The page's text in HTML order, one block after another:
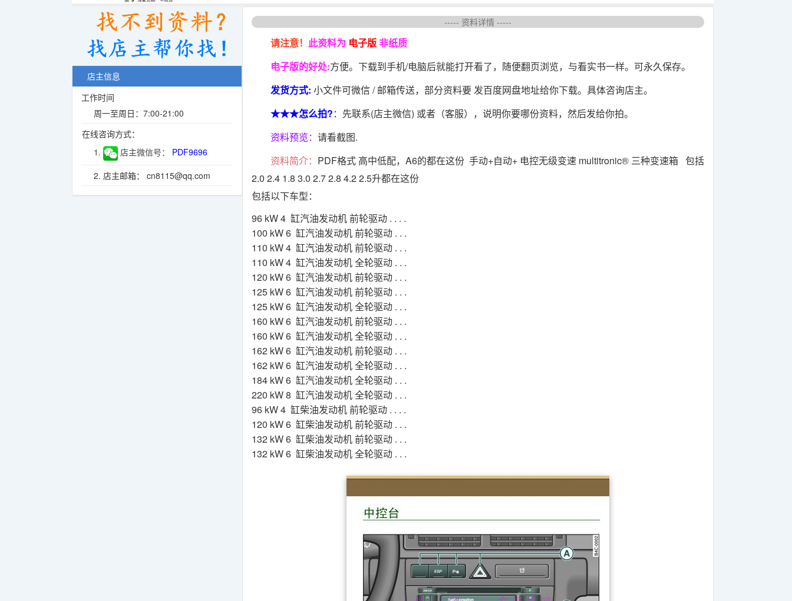
店主信息
工作时间
周一至周日：7:00-21:00
在线咨询方式：
1.
店主微信号：
PDF9696
2. 店主邮箱： cn8115@qq.com
----- 资料详情 -----
请注意！ 此资料为 电子版非纸质
电子版的好处:方便。下载到手机/电脑后就能打开看了，随便翻页浏览，与看实书一样。可永久保存。
发货方式: 小文件可微信 / 邮箱传送，部分资料要 发百度网盘地址给你下载。具体咨询店主。
★★★怎么拍?：先联系(店主微信) 或者（客服），说明你要哪份资料，然后发给你拍。
资料预览： 请看截图.
资料简介： PDF格式 高中低配，A6的都在这份 手动+自动+ 电控无级变速 multitronic® 三种变速箱 包括
2.0 2.4 1.8 3.0 2.7 2.8 4.2 2.5升都在这份
包括以下车型：
96 kW 4 缸汽油发动机 前轮驱动 . . . .
100 kW 6 缸汽油发动机 前轮驱动 . . .
110 kW 4 缸汽油发动机 前轮驱动 . . .
110 kW 4 缸汽油发动机 全轮驱动 . . .
120 kW 6 缸汽油发动机 前轮驱动 . . .
125 kW 6 缸汽油发动机 前轮驱动 . . .
125 kW 6 缸汽油发动机 全轮驱动 . . .
160 kW 6 缸汽油发动机 前轮驱动 . . .
160 kW 6 缸汽油发动机 全轮驱动 . . .
162 kW 6 缸汽油发动机 前轮驱动 . . .
162 kW 6 缸汽油发动机 全轮驱动 . . .
184 kW 6 缸汽油发动机 全轮驱动 . . .
220 kW 8 缸汽油发动机 全轮驱动 . . .
96 kW 4 缸柴油发动机 前轮驱动 . . . .
120 kW 6 缸柴油发动机 前轮驱动 . . .
132 kW 6 缸柴油发动机 前轮驱动 . . .
132 kW 6 缸柴油发动机 全轮驱动 . . .